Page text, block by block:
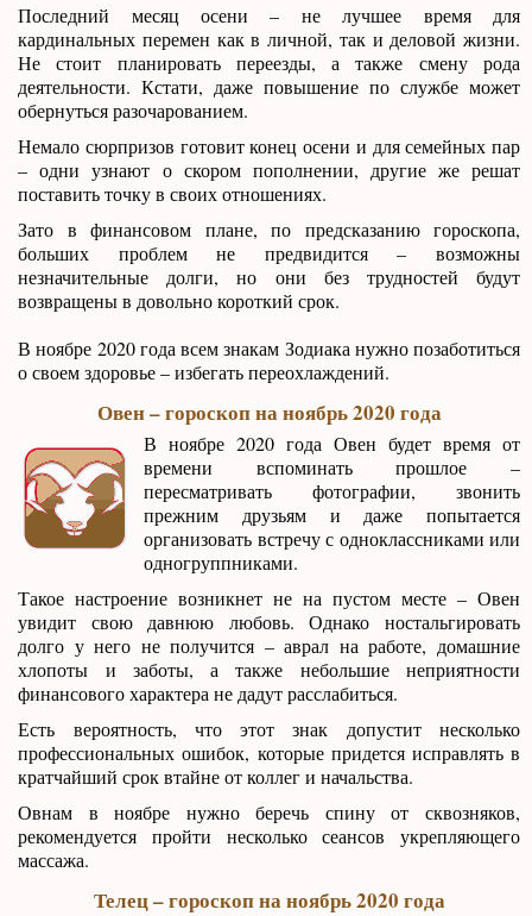
Последний месяц осени – не лучшее время для
кардинальных перемен как в личной, так и деловой жизни.
Не стоит планировать переезды, а также смену рода
деятельности. Кстати, даже повышение по службе может
обернуться разочарованием.
Немало сюрпризов готовит конец осени и для семейных пар
– одни узнают о скором пополнении, другие же решат
поставить точку в своих отношениях.
Зато в финансовом плане, по предсказанию гороскопа,
больших проблем не предвидится – возможны
незначительные долги, но они без трудностей будут
возвращены в довольно короткий срок.
В ноябре 2020 года всем знакам Зодиака нужно позаботиться
о своем здоровье – избегать переохлаждений.
Овен – гороскоп на ноябрь 2020 года
В ноябре 2020 года Овен будет время от
времени вспоминать прошлое –
пересматривать фотографии, звонить
прежним друзьям и даже попытается
организовать встречу с одноклассниками или
одногруппниками.
Такое настроение возникнет не на пустом месте – Овен
увидит свою давнюю любовь. Однако ностальгировать
долго у него не получится – аврал на работе, домашние
хлопоты и заботы, а также небольшие неприятности
финансового характера не дадут расслабиться.
Есть вероятность, что этот знак допустит несколько
профессиональных ошибок, которые придется исправлять в
кратчайший срок втайне от коллег и начальства.
Овнам в ноябре нужно беречь спину от сквозняков,
рекомендуется пройти несколько сеансов укрепляющего
массажа.
Телец – гороскоп на ноябрь 2020 года